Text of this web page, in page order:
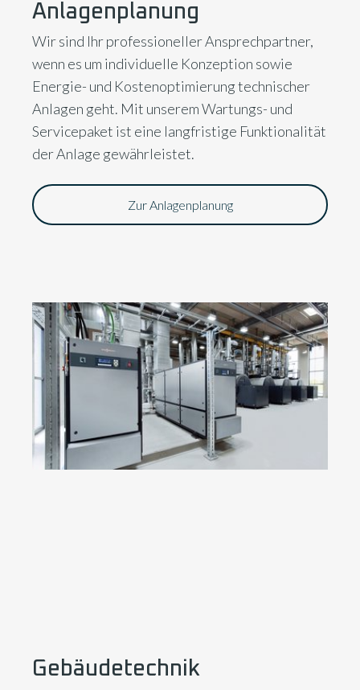
Anlagenplanung
Wir sind Ihr professioneller Ansprechpartner,
wenn es um individuelle Konzeption sowie
Energie- und Kostenoptimierung technischer
Anlagen geht. Mit unserem Wartungs- und
Servicepaket ist eine langfristige Funktionalität
der Anlage gewährleistet.
Zur Anlagenplanung
Gebäudetechnik